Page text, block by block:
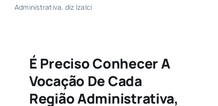
Administrativa, diz Izalci
É Preciso Conhecer A
Vocação De Cada
Região Administrativa,